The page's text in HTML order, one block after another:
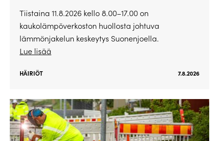
Tiistaina 11.8.2026 kello 8.00–17.00 on
kaukolämpöverkoston huollosta johtuva
lämmönjakelun keskeytys Suonenjoella.
Lue lisää
HÄIRIÖT 7.8.2026